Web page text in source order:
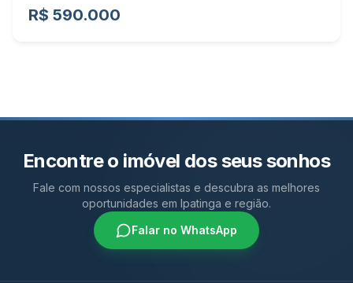
R$ 590.000
Encontre o imóvel dos seus sonhos
Fale com nossos especialistas e descubra as melhores
oportunidades em Ipatinga e região.
Falar no WhatsApp